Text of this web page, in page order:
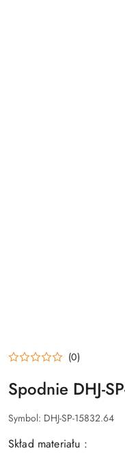
(0)
Spodnie DHJ-
Symbol: DHJ-SP-15832.64
Skład materiału :